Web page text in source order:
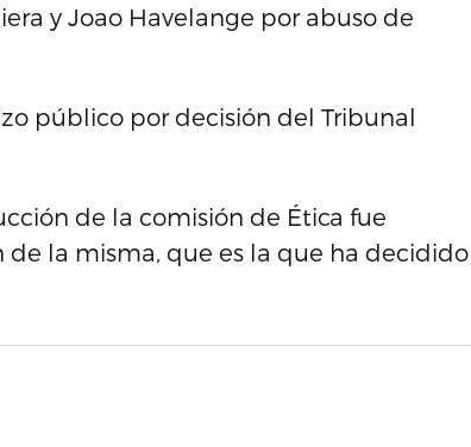
y Joao Havelange por abuso de
público por decisión del Tribunal
de la comisión de Ética fue
la misma, que es la que ha decidido